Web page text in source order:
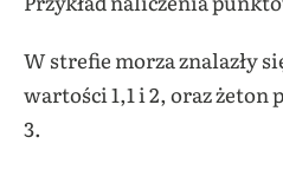
W strefie morza znalazły
wartości 1,1 i 2, oraz
3.